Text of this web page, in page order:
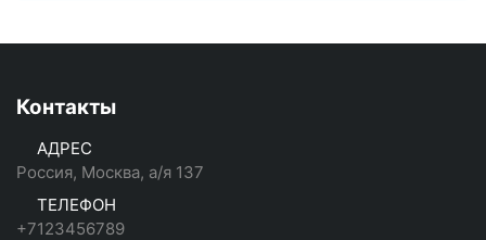
Контакты
АДРЕС
Россия, Москва, а/я 137
ТЕЛЕФОН
+7123456789